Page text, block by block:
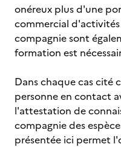
onéreux plus d'une
commercial
compagnie sont
formation est
Dans chaque cas cité
personne en contact
l'attestation de
compagnie des
présentée ici permet